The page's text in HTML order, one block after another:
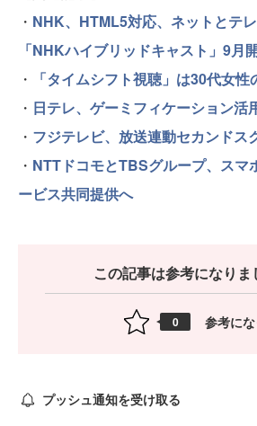
・ NHK、HTML5対応、ネットとテ
「NHKハイブリッドキャスト」9月
・
「タイムシフト視聴」は30代女性
・ 日テレ、ゲーミフィケーション活
・ フジテレビ、放送連動セカンドス
・ NTTドコモとTBSグループ、スマ
ービス共同提供へ
この記事は参考になりま
0 参考に
プッシュ通知を受け取る